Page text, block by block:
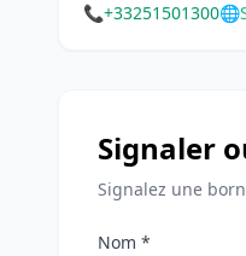
📞+33251501300🌐
Signaler
Signalez une
Nom *